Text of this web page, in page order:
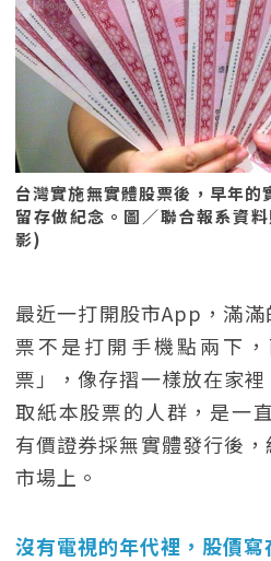
台灣實施無實體股票後，早年的
留存做紀念。圖／聯合報系資
影)
最近一打開股市App，滿
票不是打開手機點兩下
票」，像存摺一樣放在家
取紙本股票的人群，是一
有價證券採無實體發行後
市場上。
沒有電視的年代裡，股價寫